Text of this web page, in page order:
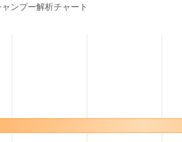
ンプー解析チャート